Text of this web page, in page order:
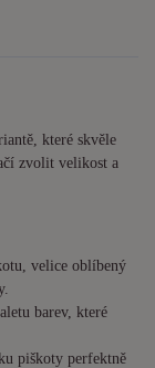
které skvěle
zvolit velikost a
velice oblíbený
barev, které
piškoty perfektně